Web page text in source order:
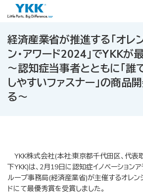
経済産業省が推進する「オレ
ン・アワード2024」でYKKが
～認知症当事者とともに「誰
しやすいファスナー」の商品
る～
YKK株式会社(本社:東京都千代田区、代表
下YKK)は、2月19日に認知症イノベーション
ループ事務局(経済産業省)が主催するオレン
ドにて最優秀賞を受賞しました。